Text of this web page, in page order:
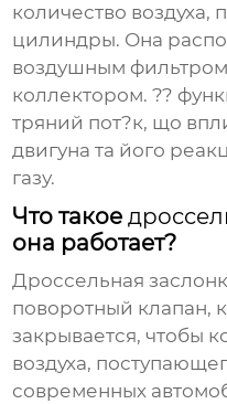
количество воздуха,
цилиндры. Она
воздушным
коллектором. ??
тряний пот?к, що
двигуна та його
газу.
Что такое
она работает?
Дроссельная
поворотный клапан,
закрывается, чтобы
воздуха,
современных